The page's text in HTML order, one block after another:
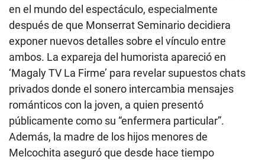
en el mundo del espectáculo, especialmente
después de que Monserrat Seminario decidiera
exponer nuevos detalles sobre el vínculo entre
ambos. La expareja del humorista apareció en
‘Magaly TV La Firme’ para revelar supuestos chats
privados donde el sonero intercambia mensajes
románticos con la joven, a quien presentó
públicamente como su “enfermera particular”.
Además, la madre de los hijos menores de
Melcochita aseguró que desde hace tiempo